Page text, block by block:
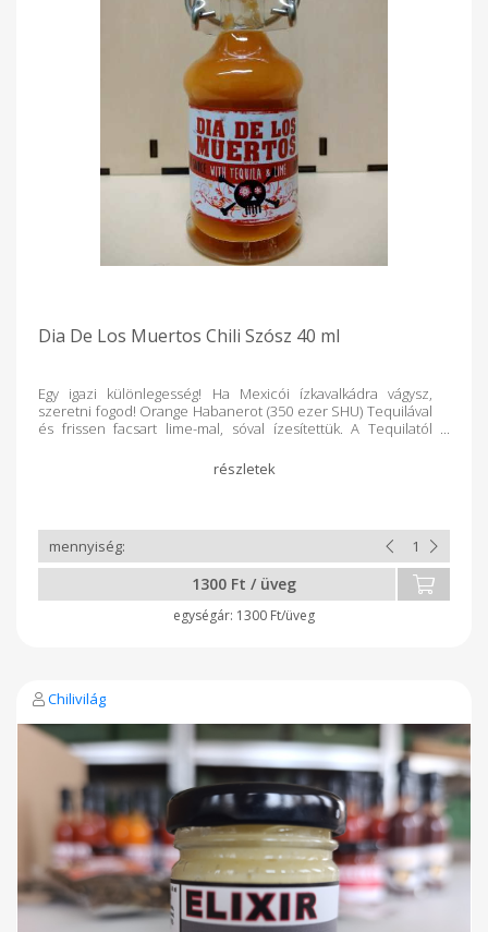
Dia De Los Muertos Chili Szósz 40 ml
Egy igazi különlegesség! Ha Mexicói ízkavalkádra vágysz,
szeretni fogod! Orange Habanerot (350 ezer SHU) Tequilával
és frissen facsart lime-mal, sóval ízesítettük. A Tequilatól
elő kis fanyarsággal. Különféle sültekhez, salátákhoz valamint
tacohoz, fajitashoz, burritóhoz, chimichangahoz ajánljuk. DIA
1300 Ft / üveg
1300 Ft/üveg
Chilivilág